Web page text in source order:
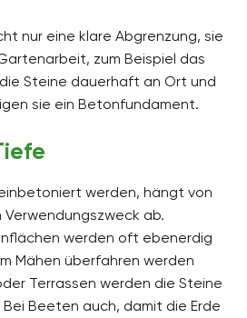
nur eine klare Abgrenzung, sie
zum Beispiel das
Steine dauerhaft an Ort und
sie ein Betonfundament.
werden, hängt von
Verwendungszweck ab.
werden oft ebenerdig
Mähen überfahren werden
Terrassen werden die Steine
Beeten auch, damit die Erde